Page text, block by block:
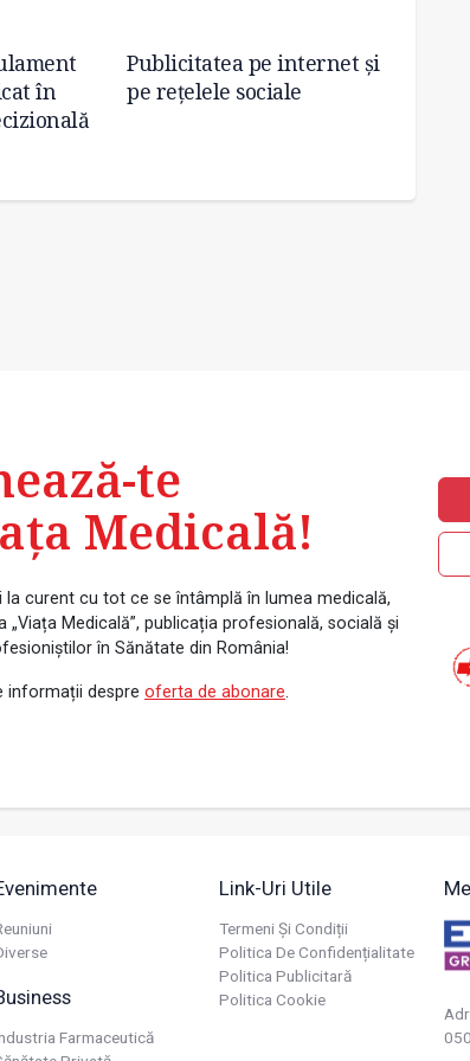
în
Publicitatea pe internet și
pe rețelele sociale
te
Medicală!
la curent cu tot ce se întâmplă în lumea medicală,
„Viața Medicală”, publicația profesională, socială și
în Sănătate din România!
informații despre oferta de abonare.
Farmaceutică
Link-Uri Utile
Termeni Și Condiții
Politica De Confidențialitate
Politica Publicitară
Politica Cookie